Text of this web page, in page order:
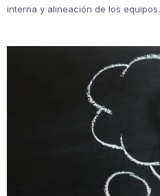
interna y alineación de los equipos.